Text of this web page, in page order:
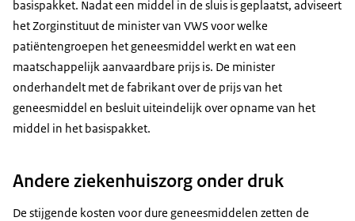
basispakket. Nadat een middel in de sluis is geplaatst, adviseert
het Zorginstituut de minister van VWS voor welke
patiëntengroepen het geneesmiddel werkt en wat een
maatschappelijk aanvaardbare prijs is. De minister
onderhandelt met de fabrikant over de prijs van het
geneesmiddel en besluit uiteindelijk over opname van het
middel in het basispakket.
Andere ziekenhuiszorg onder druk
De stijgende kosten voor dure geneesmiddelen zetten de